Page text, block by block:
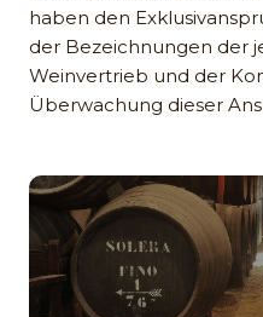
haben den
der Bezeichnungen der
Weinvertrieb und der
Überwachung dieser